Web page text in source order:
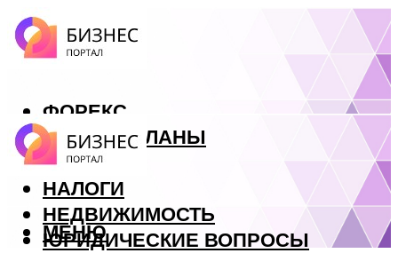
ФОРЕКС
БИЗНЕС ПЛАНЫ
КРЕДИТЫ
НАЛОГИ
НЕДВИЖИМОСТЬ
ЮРИДИЧЕСКИЕ ВОПРОСЫ
МЕНЮ